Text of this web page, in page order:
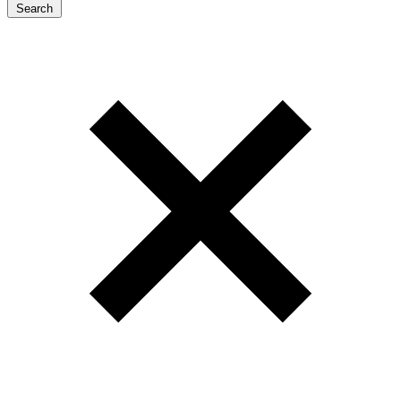
Search